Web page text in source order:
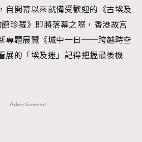
自開幕以來就備受歡迎的《古埃及
珍藏》即將落幕之際，香港故宮
專題展覽《城中一日──跨越時空
展的「埃及迷」記得把握最後機
Advertisement